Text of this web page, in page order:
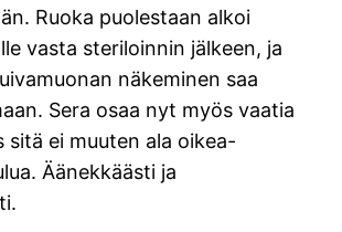
Ruoka puolestaan alkoi
vasta steriloinnin jälkeen, ja
näkeminen saa
Sera osaa nyt myös vaatia
sitä ei muuten ala oikea-
Äänekkäästi ja